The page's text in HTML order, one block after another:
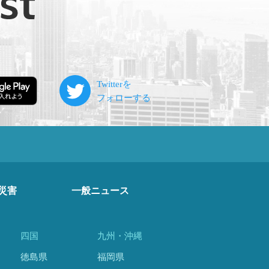
害 一般ニュース
四国
徳島県
九州・沖縄
福岡県